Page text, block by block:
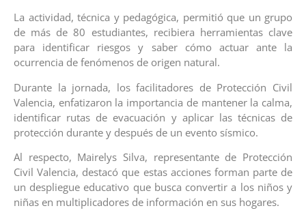
La actividad, técnica y pedagógica, permitió que un grupo
de más de 80 estudiantes, recibiera herramientas clave
para identificar riesgos y saber cómo actuar ante la
ocurrencia de fenómenos de origen natural.
Durante la jornada, los facilitadores de Protección Civil
Valencia, enfatizaron la importancia de mantener la calma,
identificar rutas de evacuación y aplicar las técnicas de
protección durante y después de un evento sísmico.
Al respecto, Mairelys Silva, representante de Protección
Civil Valencia, destacó que estas acciones forman parte de
un despliegue educativo que busca convertir a los niños y
niñas en multiplicadores de información en sus hogares.